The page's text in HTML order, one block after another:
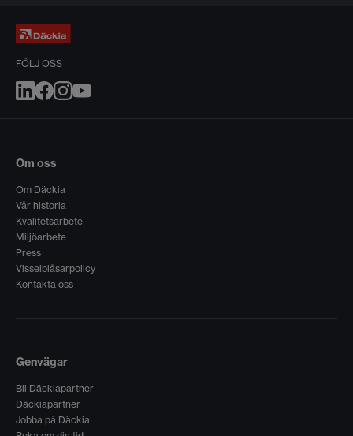
FÖLJ OSS
Om oss
Om Däckia
Vår historia
Kvalitetsarbete
Miljöarbete
Press
Visselblåsarpolicy
Kontakta oss
Genvägar
Bli Däckiapartner
Däckiapartner
Jobba på Däckia